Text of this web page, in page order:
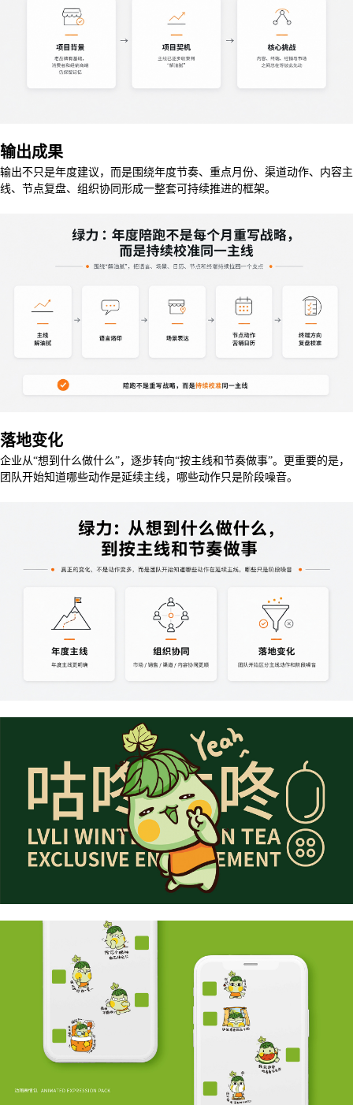
输出成果
输出不只是年度建议，而是围绕年度节奏、重点月份、渠道动作、内容主
线、节点复盘、组织协同形成一整套可持续推进的框架。
落地变化
企业从“想到什么做什么”，逐步转向“按主线和节奏做事”。更重要的是，
团队开始知道哪些动作是延续主线，哪些动作只是阶段噪音。